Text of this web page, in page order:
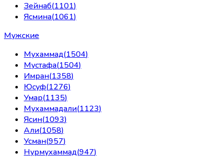
Зейнаб(1101)
Ясмина(1061)
Мужские
Мухаммад(1504)
Мустафа(1504)
Имран(1358)
Юсуф(1276)
Умар(1135)
Мухаммадали(1123)
Ясин(1093)
Али(1058)
Усман(957)
Нурмухаммад(947)